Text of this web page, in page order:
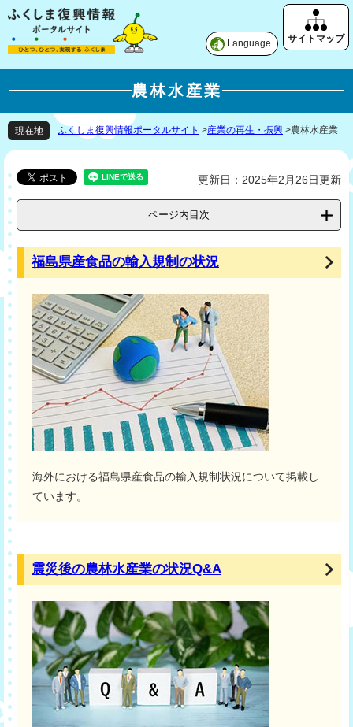
Language
農林水産業
現在地 ふくしま復興情報ポータルサイト >産業の再生・振興 >農林水産業
更新日：2025年2月26日更新
ページ内目次
福島県産食品の輸入規制の状況
海外における福島県産食品の輸入規制状況について掲載し
ています。
震災後の農林水産業の状況Q&A